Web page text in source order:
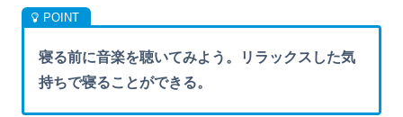
寝る前に音楽を聴いてみよう。リラックスした気
持ちで寝ることができる。